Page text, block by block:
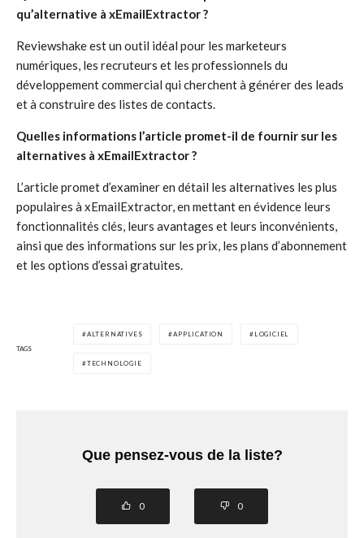
qu’alternative à xEmailExtractor ?
Reviewshake est un outil idéal pour les marketeurs
numériques, les recruteurs et les professionnels du
développement commercial qui cherchent à générer des leads
et à construire des listes de contacts.
Quelles informations l’article promet-il de fournir sur les
alternatives à xEmailExtractor ?
L’article promet d’examiner en détail les alternatives les plus
populaires à xEmailExtractor, en mettant en évidence leurs
fonctionnalités clés, leurs avantages et leurs inconvénients,
ainsi que des informations sur les prix, les plans d’abonnement
et les options d’essai gratuites.
TAGS
ALTERNATIVES APPLICATION LOGICIEL
TECHNOLOGIE
Que pensez-vous de la liste?
0 0